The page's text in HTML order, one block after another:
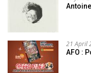
21 April
AFO :